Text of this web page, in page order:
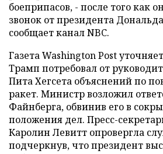
боеприпасов, - после того как
звонок от президента
сообщает канал NBC.
Газета Washington Post
Трамп потребовал от
Пита Хегсета объяснений по
ракет. Министр возложил
Файнберга, обвинив его в
положения дел. Пресс-
Каролин Левитт опровергла
подчеркнув, что президент